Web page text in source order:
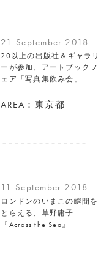
21 September 2018
20以上の出版社＆ギャラリ
ーが参加、アートブックフ
ェア「写真集飲み会」
AREA：東京都
11 September 2018
ロンドンのいまこの瞬間を
とらえる、草野庸子
『Across the Sea』